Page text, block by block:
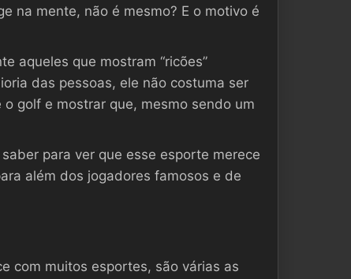
na mente, não é mesmo? E o motivo é
aqueles que mostram “ricões”
das pessoas, ele não costuma ser
golf e mostrar que, mesmo sendo um
para ver que esse esporte merece
além dos jogadores famosos e de
com muitos esportes, são várias as